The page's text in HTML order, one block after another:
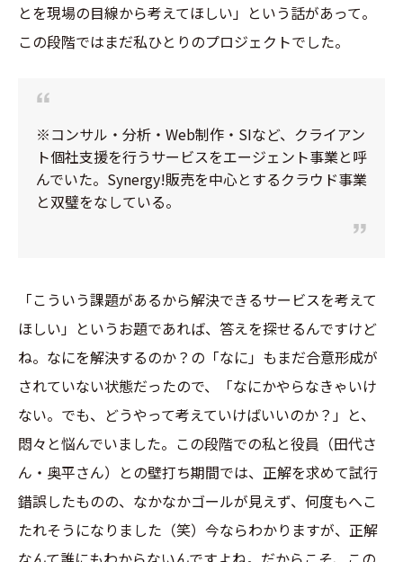
とを現場の目線から考えてほしい」という話があって。
この段階ではまだ私ひとりのプロジェクトでした。
※コンサル・分析・Web制作・SIなど、クライアン
ト個社支援を行うサービスをエージェント事業と呼
んでいた。Synergy!販売を中心とするクラウド事業
と双璧をなしている。
「こういう課題があるから解決できるサービスを考えて
ほしい」というお題であれば、答えを探せるんですけど
ね。なにを解決するのか？の「なに」もまだ合意形成が
されていない状態だったので、「なにかやらなきゃいけ
ない。でも、どうやって考えていけばいいのか？」と、
悶々と悩んでいました。この段階での私と役員（田代さ
ん・奥平さん）との壁打ち期間では、正解を求めて試行
錯誤したものの、なかなかゴールが見えず、何度もへこ
たれそうになりました（笑）今ならわかりますが、正解